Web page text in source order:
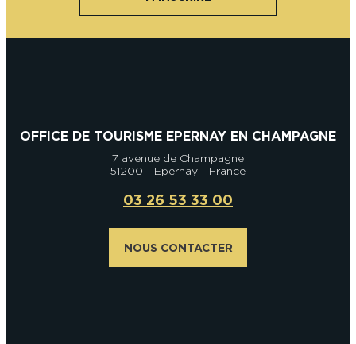
OFFICE DE TOURISME EPERNAY EN CHAMPAGNE
7 avenue de Champagne
51200 - Epernay - France
03 26 53 33 00
NOUS CONTACTER